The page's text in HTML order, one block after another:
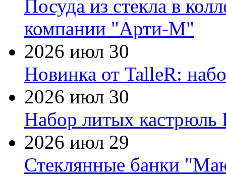
Посуда из стекла в
компании "Арти-М"
2026 июл 30
Новинка от TalleR:
2026 июл 30
Набор литых кастрюль
2026 июл 29
Стеклянные банки